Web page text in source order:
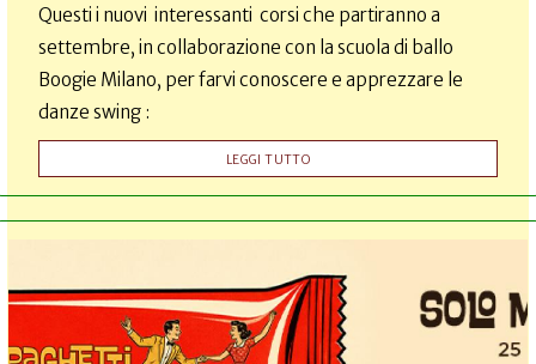
Questi i nuovi interessanti corsi che partiranno a
settembre, in collaborazione con la scuola di ballo
Boogie Milano, per farvi conoscere e apprezzare le
danze swing :
LEGGI TUTTO